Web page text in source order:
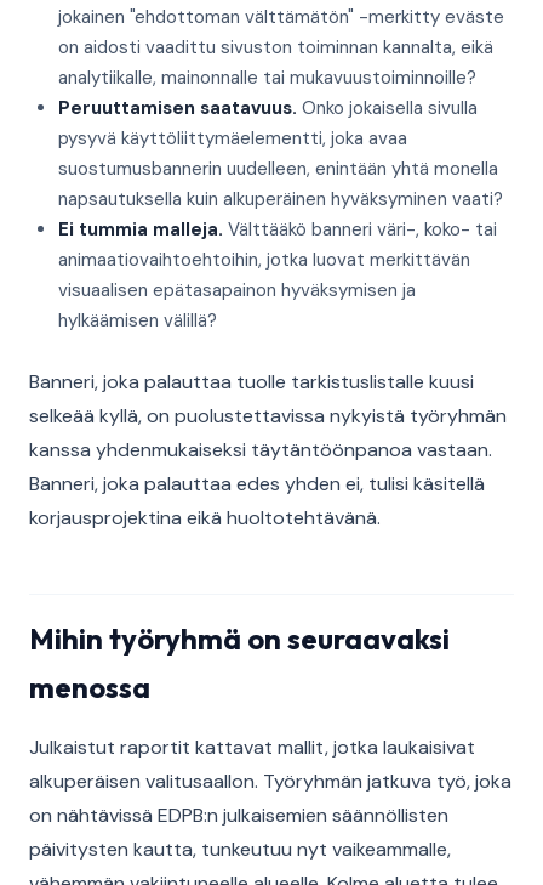
jokainen "ehdottoman välttämätön" -merkitty eväste
on aidosti vaadittu sivuston toiminnan kannalta, eikä
analytiikalle, mainonnalle tai mukavuustoiminnoille?
Peruuttamisen saatavuus. Onko jokaisella sivulla
pysyvä käyttöliittymäelementti, joka avaa
suostumusbannerin uudelleen, enintään yhtä monella
napsautuksella kuin alkuperäinen hyväksyminen vaati?
Ei tummia malleja. Välttääkö banneri väri-, koko- tai
animaatiovaihtoehtoihin, jotka luovat merkittävän
visuaalisen epätasapainon hyväksymisen ja
hylkäämisen välillä?
Banneri, joka palauttaa tuolle tarkistuslistalle kuusi
selkeää kyllä, on puolustettavissa nykyistä työryhmän
kanssa yhdenmukaiseksi täytäntöönpanoa vastaan.
Banneri, joka palauttaa edes yhden ei, tulisi käsitellä
korjausprojektina eikä huoltotehtävänä.
Mihin työryhmä on seuraavaksi
menossa
Julkaistut raportit kattavat mallit, jotka laukaisivat
alkuperäisen valitusaallon. Työryhmän jatkuva työ, joka
on nähtävissä EDPB:n julkaisemien säännöllisten
päivitysten kautta, tunkeutuu nyt vaikeammalle,